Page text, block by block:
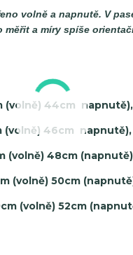
volně a napnutě. V
měřit a míry spíše
(volně) 44cm
(volně) 46cm napnutě),
(volně) 48cm
(volně) 50cm
(volně) 52cm